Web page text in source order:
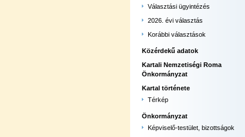
Választási ügyintézés
2026. évi választás
Korábbi választások
Közérdekű adatok
Kartali Nemzetiségi Roma
Önkormányzat
Kartal története
Térkép
Önkormányzat
Képviselő-testület, bizottságok